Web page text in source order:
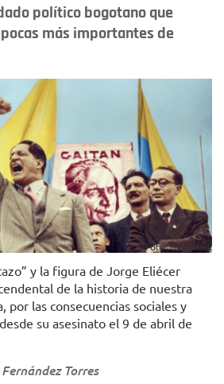
político bogotano que
más importantes de
Foto: BibloRed.
y la figura de Jorge Eliécer
de la historia de nuestra
por las consecuencias sociales y
su asesinato el 9 de abril de
Torres